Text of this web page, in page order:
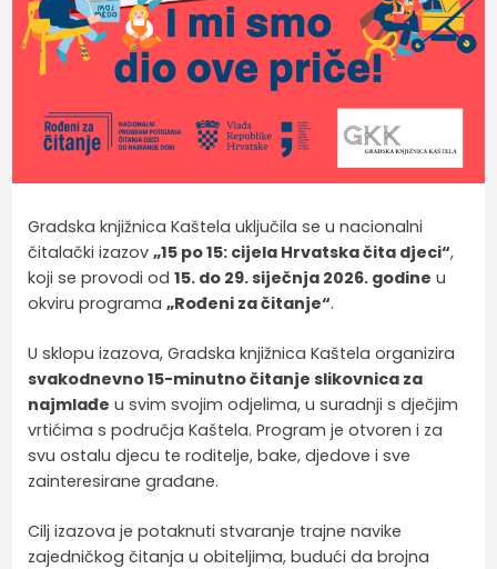
Gradska knjižnica Kaštela uključila se u nacionalni
čitalački izazov„15 po 15: cijela Hrvatska čita djeci“,
koji se provodi od15. do 29. siječnja 2026. godine u
okviru programa„Rođeni za čitanje“.
U sklopu izazova, Gradska knjižnica Kaštela organizira
svakodnevno 15-minutno čitanje slikovnica za
najmlađe u svim svojim odjelima, u suradnji s dječjim
vrtićima s područja Kaštela. Program je otvoren i za
svu ostalu djecu te roditelje, bake, djedove i sve
zainteresirane građane.
Cilj izazova je potaknuti stvaranje trajne navike
zajedničkog čitanja u obiteljima, budući da brojna